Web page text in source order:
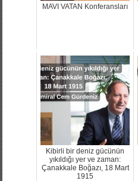
MAVI VATAN Konferansları
Kibirli bir deniz gücünün
yıkıldığı yer ve zaman:
Çanakkale Boğazı, 18 Mart
1915